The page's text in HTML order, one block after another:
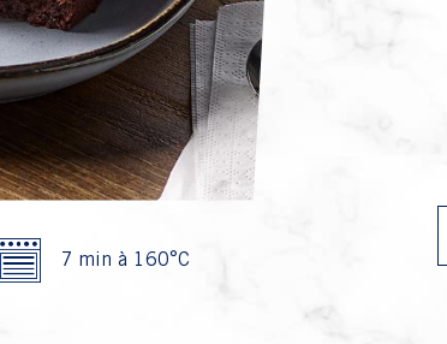
7 min à 160°C